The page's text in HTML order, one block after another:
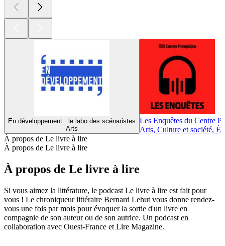
En développement : le labo des scénaristes
Arts
Les Enquêtes du Centre
Arts, Culture et société,
À propos de Le livre à lire
À propos de Le livre à lire
À propos de Le livre à lire
Si vous aimez la littérature, le podcast Le livre à lire est fait pour
vous ! Le chroniqueur littéraire Bernard Lehut vous donne rendez-
vous une fois par mois pour évoquer la sortie d'un livre en
compagnie de son auteur ou de son autrice. Un podcast en
collaboration avec Ouest-France et Lire Magazine.